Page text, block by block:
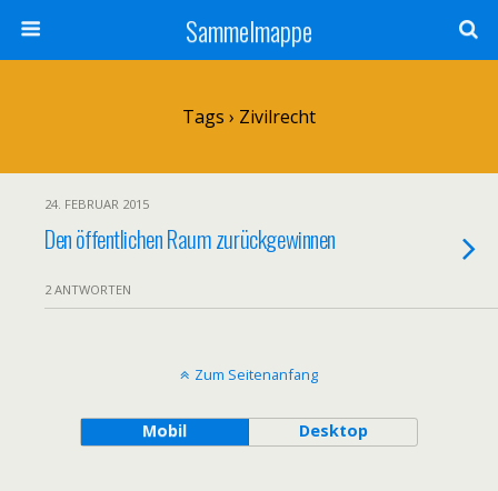
Sammelmappe
Tags › Zivilrecht
24. FEBRUAR 2015
Den öffentlichen Raum zurückgewinnen
2 ANTWORTEN
Zum Seitenanfang
Mobil Desktop